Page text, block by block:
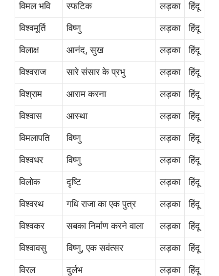
विमल भवि
स्फटिक लड़का
हिंदू
विश्वमूर्ति
विष्णु लड़का
हिंदू
विलाक्ष
आनंद, सुख लड़का
हिंदू
विश्वराज
सारे संसार के प्रभु लड़का
हिंदू
विश्राम
आराम करना लड़का
हिंदू
विश्वास
आस्था लड़का
हिंदू
विमलापति
विष्णु लड़का
हिंदू
विश्वधर
विष्णु लड़का
हिंदू
विलोक
दृष्टि लड़का
हिंदू
विश्वरथ
गधि राजा का एक पुत्र लड़का
हिंदू
विश्वकर
सबका निर्माण करने वाला लड़का
हिंदू
विश्वावसु
विष्णु, एक सवंत्सर लड़का
हिंदू
विरल
दुर्लभ लड़का
हिंदू